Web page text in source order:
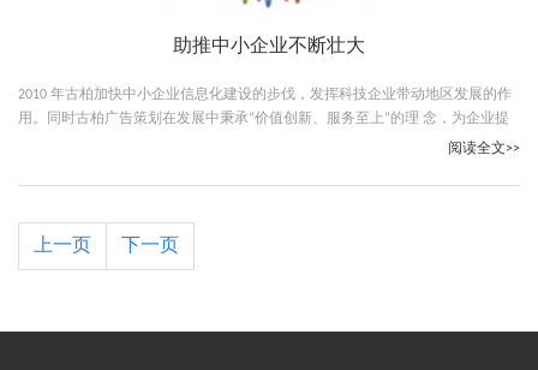
助推中小企业不断壮大
2010 年古柏加快中小企业信息化建设的步伐，发挥科技企业带动地区发展的作
用。同时古柏广告策划在发展中秉承“价值创新、服务至上”的理 念，为企业提
阅读全文>>
上一页 下一页